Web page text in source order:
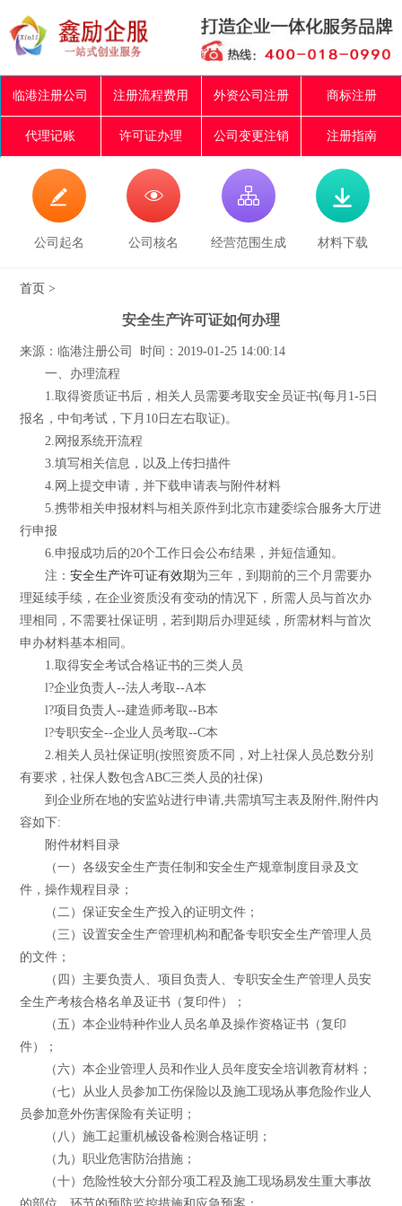
临港注册公司 注册流程费用 外资公司注册 商标注册
代理记账 许可证办理 公司变更注销 注册指南

公司起名

公司核名

经营范围生成

材料下载
首页 >
安全生产许可证如何办理
来源：临港注册公司 时间：2019-01-25 14:00:14
一、办理流程
1.取得资质证书后，相关人员需要考取安全员证书(每月1-5日
报名，中旬考试，下月10日左右取证)。
2.网报系统开流程
3.填写相关信息，以及上传扫描件
4.网上提交申请，并下载申请表与附件材料
5.携带相关申报材料与相关原件到北京市建委综合服务大厅进
行申报
6.申报成功后的20个工作日会公布结果，并短信通知。
注：安全生产许可证有效期为三年，到期前的三个月需要办
理延续手续，在企业资质没有变动的情况下，所需人员与首次办
理相同，不需要社保证明，若到期后办理延续，所需材料与首次
申办材料基本相同。
1.取得安全考试合格证书的三类人员
l?企业负责人--法人考取--A本
l?项目负责人--建造师考取--B本
l?专职安全--企业人员考取--C本
2.相关人员社保证明(按照资质不同，对上社保人员总数分别
有要求，社保人数包含ABC三类人员的社保)
到企业所在地的安监站进行申请,共需填写主表及附件,附件内
容如下:
附件材料目录
（一）各级安全生产责任制和安全生产规章制度目录及文
件，操作规程目录；
（二）保证安全生产投入的证明文件；
（三）设置安全生产管理机构和配备专职安全生产管理人员
的文件；
（四）主要负责人、项目负责人、专职安全生产管理人员安
全生产考核合格名单及证书（复印件）；
（五）本企业特种作业人员名单及操作资格证书（复印
件）；
（六）本企业管理人员和作业人员年度安全培训教育材料；
（七）从业人员参加工伤保险以及施工现场从事危险作业人
员参加意外伤害保险有关证明；
（八）施工起重机械设备检测合格证明；
（九）职业危害防治措施；
（十）危险性较大分部分项工程及施工现场易发生重大事故